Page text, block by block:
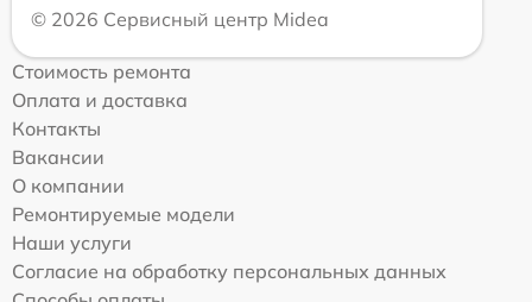
© 2026 Сервисный центр Midea
Стоимость ремонта
Оплата и доставка
Контакты
Вакансии
О компании
Ремонтируемые модели
Наши услуги
Согласие на обработку персональных данных